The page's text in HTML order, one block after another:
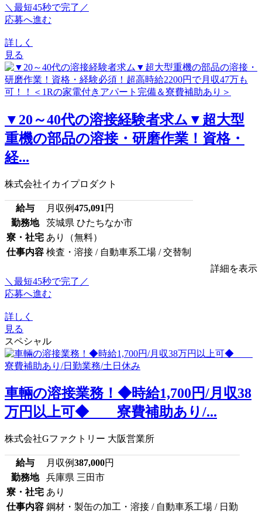
＼最短45秒で完了／
応募へ進む
詳しく
見る
▼20～40代の溶接経験者求ム▼超大型
重機の部品の溶接・研磨作業！資格・
経...
株式会社イカイプロダクト
給与 月収例475,091 円
勤務地
茨城県 ひたちなか市
寮・社宅 あり（無料）
仕事内容 検査・溶接 / 自動車系工場 / 交替制
詳細を表示
＼最短45秒で完了／
応募へ進む
詳しく
見る
スペシャル
車輛の溶接業務！◆時給1,700円/月収38
万円以上可◆ 寮費補助あり/...
株式会社Gファクトリー 大阪営業所
給与 月収例387,000円
勤務地
兵庫県 三田市
寮・社宅 あり
仕事内容 鋼材・製缶の加工・溶接 / 自動車系工場 / 日勤